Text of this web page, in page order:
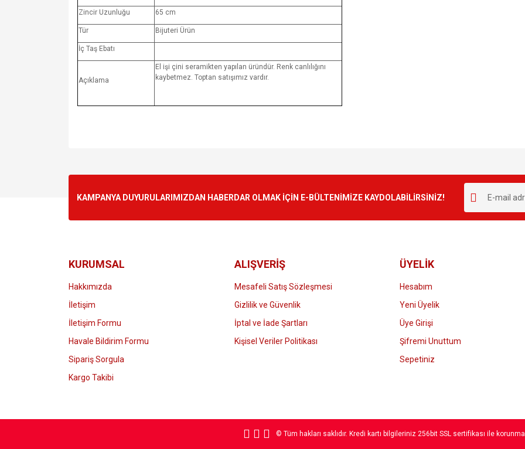
Zincir Uzunluğu 65 cm
Tür Bijuteri Ürün
İç Taş Ebatı
Açıklama
El işi çini seramikten yapılan üründür. Renk canlılığını
kaybetmez. Toptan satışımız vardır.
Ürün resmi kalitesiz, bozuk veya görüntülenemiyor.
Bu ürüne benzer farklı alternatifler olmalı.
Gönder
KAMPANYA DUYURULARIMIZDAN HABERDAR OLMAK İÇİN E-BÜLTENİMİZE KAYDOLABİLİRSİNİZ!
KURUMSAL
Hakkımızda
İletişim
İletişim Formu
Havale Bildirim Formu
Sipariş Sorgula
Kargo Takibi
ALIŞVERİŞ
Mesafeli Satış Sözleşmesi
Gizlilik ve Güvenlik
İptal ve İade Şartları
Kişisel Veriler Politikası
ÜYELİK
Hesabım
Yeni Üyelik
Üye Girişi
Şifremi Unuttum
Sepetiniz
© Tüm hakları saklıdır. Kredi kartı bilgileriniz 256bit SSL sertifikası ile